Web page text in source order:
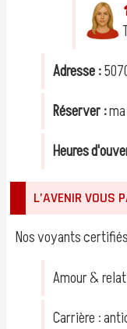
Adresse :
Réserver :
Heures
L’AVENIR VOUS
Nos voyants
Amour &
Carrière :